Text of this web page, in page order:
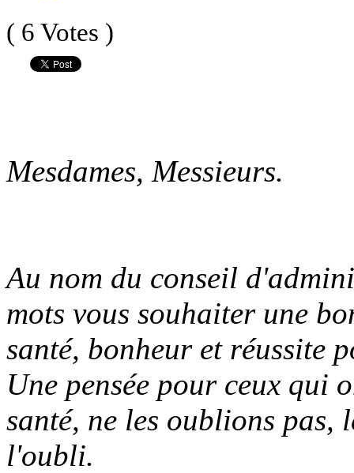
( 6 Votes )
Mesdames, Messieurs.
Au nom du conseil
mots vous souhaiter une
santé, bonheur et réussite
Une pensée pour ceux qui
santé, ne les oublions pas,
l'oubli.